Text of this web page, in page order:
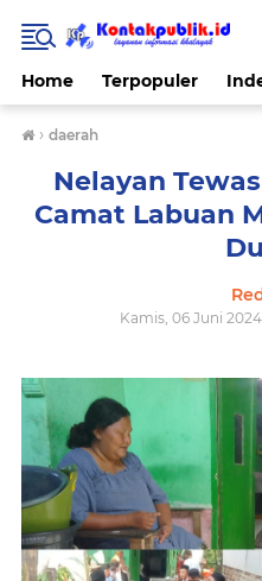
Home Terpopuler
› daerah
Nelayan
Camat Labuan
Kamis, 06 Juni 2024